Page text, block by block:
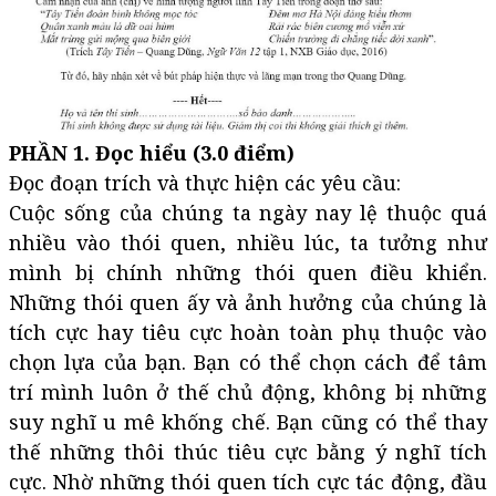
PHẦN 1. Đọc hiểu (3.0 điểm)
Đọc đoạn trích và thực hiện các yêu cầu:
Cuộc sống của chúng ta ngày nay lệ thuộc quá
nhiều vào thói quen, nhiều lúc, ta tưởng như
mình bị chính những thói quen điều khiển.
Những thói quen ấy và ảnh hưởng của chúng là
tích cực hay tiêu cực hoàn toàn phụ thuộc vào
chọn lựa của bạn. Bạn có thể chọn cách để tâm
trí mình luôn ở thế chủ động, không bị những
suy nghĩ u mê khống chế. Bạn cũng có thể thay
thế những thôi thúc tiêu cực bằng ý nghĩ tích
cực. Nhờ những thói quen tích cực tác động, đầu